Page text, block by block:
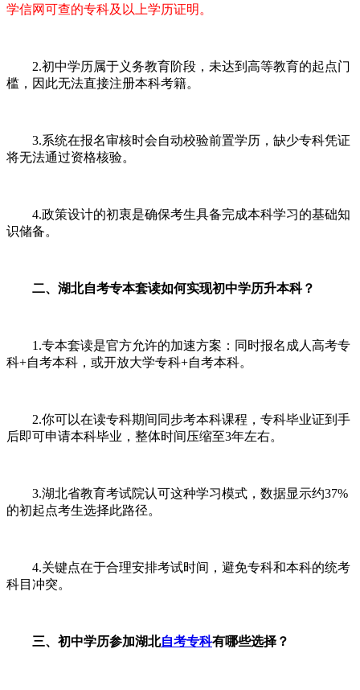
学信网可查的专科及以上学历证明。
2.初中学历属于义务教育阶段，未达到高等教育的起点门
槛，因此无法直接注册本科考籍。
3.系统在报名审核时会自动校验前置学历，缺少专科凭证
将无法通过资格核验。
4.政策设计的初衷是确保考生具备完成本科学习的基础知
识储备。
二、湖北自考专本套读如何实现初中学历升本科？
1.专本套读是官方允许的加速方案：同时报名成人高考专
科+自考本科，或开放大学专科+自考本科。
2.你可以在读专科期间同步考本科课程，专科毕业证到手
后即可申请本科毕业，整体时间压缩至3年左右。
3.湖北省教育考试院认可这种学习模式，数据显示约37%
的初起点考生选择此路径。
4.关键点在于合理安排考试时间，避免专科和本科的统考
科目冲突。
三、初中学历参加湖北自考专科有哪些选择？